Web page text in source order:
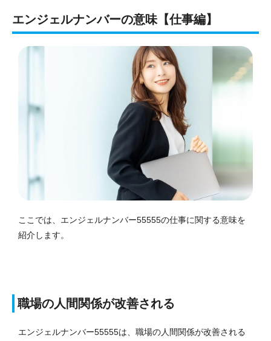
エンジェルナンバーの意味【仕事編】
ここでは、エンジェルナンバー55555の仕事に関する意味を
紹介します。
職場の人間関係が改善される
エンジェルナンバー55555は、職場の人間関係が改善される